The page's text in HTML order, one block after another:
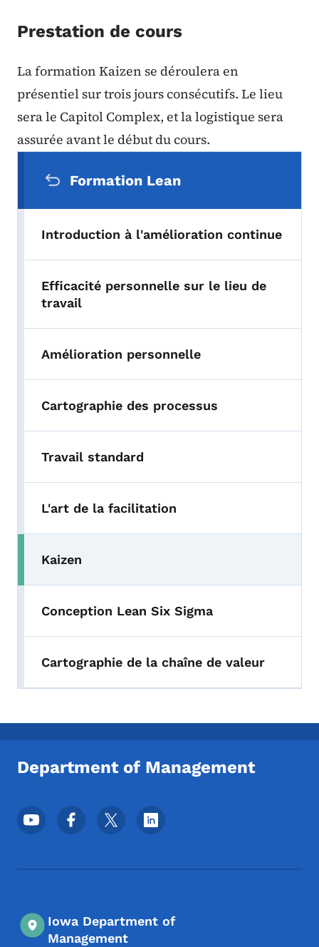
Prestation de cours
La formation Kaizen se déroulera en
présentiel sur trois jours consécutifs. Le lieu
sera le Capitol Complex, et la logistique sera
assurée avant le début du cours.
Formation Lean
Introduction à l'amélioration continue
Efficacité personnelle sur le lieu de
travail
Amélioration personnelle
Cartographie des processus
Travail standard
L'art de la facilitation
Kaizen
Conception Lean Six Sigma
Cartographie de la chaîne de valeur
Department of Management
Menu des réseaux sociaux du pied de
Iowa Department of
Management